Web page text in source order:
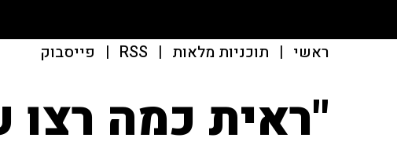
ראשי | תוכניות מלאות |
RSS
| פייסבוק
"ראית כמה רצו